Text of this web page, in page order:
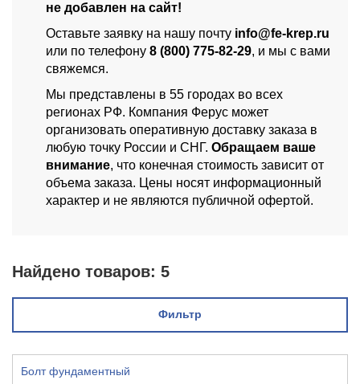
не добавлен на сайт!
Оставьте заявку на нашу почту info@fe-krep.ru
или по телефону 8 (800) 775-82-29, и мы с вами
свяжемся.
Мы представлены в 55 городах во всех
регионах РФ. Компания Ферус может
организовать оперативную доставку заказа в
любую точку России и СНГ. Обращаем ваше
внимание, что конечная стоимость зависит от
объема заказа. Цены носят информационный
характер и не являются публичной офертой.
Найдено товаров: 5
Фильтр
Болт фундаментный